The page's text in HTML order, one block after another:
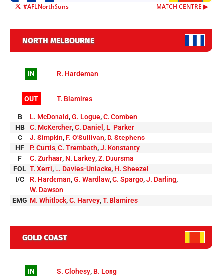
#AFLNorthSuns MATCH CENTRE ▶︎
NORTH MELBOURNE
IN R. Hardeman
OUT T. Blamires
B L. McDonald,G. Logue,C. Comben
HB
C. McKercher,C. Daniel , L. Parker
C
J. Simpkin, F. O'Sullivan, D. Stephens
HF
P. Curtis,C. Trembath,J. Konstanty
F
C. Zurhaar, N. Larkey,Z. Duursma
FOL T. Xerri, L. Davies-Uniacke, H. Sheezel
I/C
R. Hardeman,G. Wardlaw,C. Spargo,J. Darling,
W. Dawson
EMG M. Whitlock,C. Harvey,T. Blamires
GOLD COAST
IN S. Clohesy, B. Long